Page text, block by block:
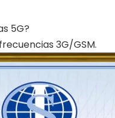
5G?
3G/GSM.